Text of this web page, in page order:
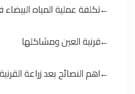
تكلفة عملية المياه
قرنية العين ومشاكلها
اهم النصائح بعد زراعة القرنية